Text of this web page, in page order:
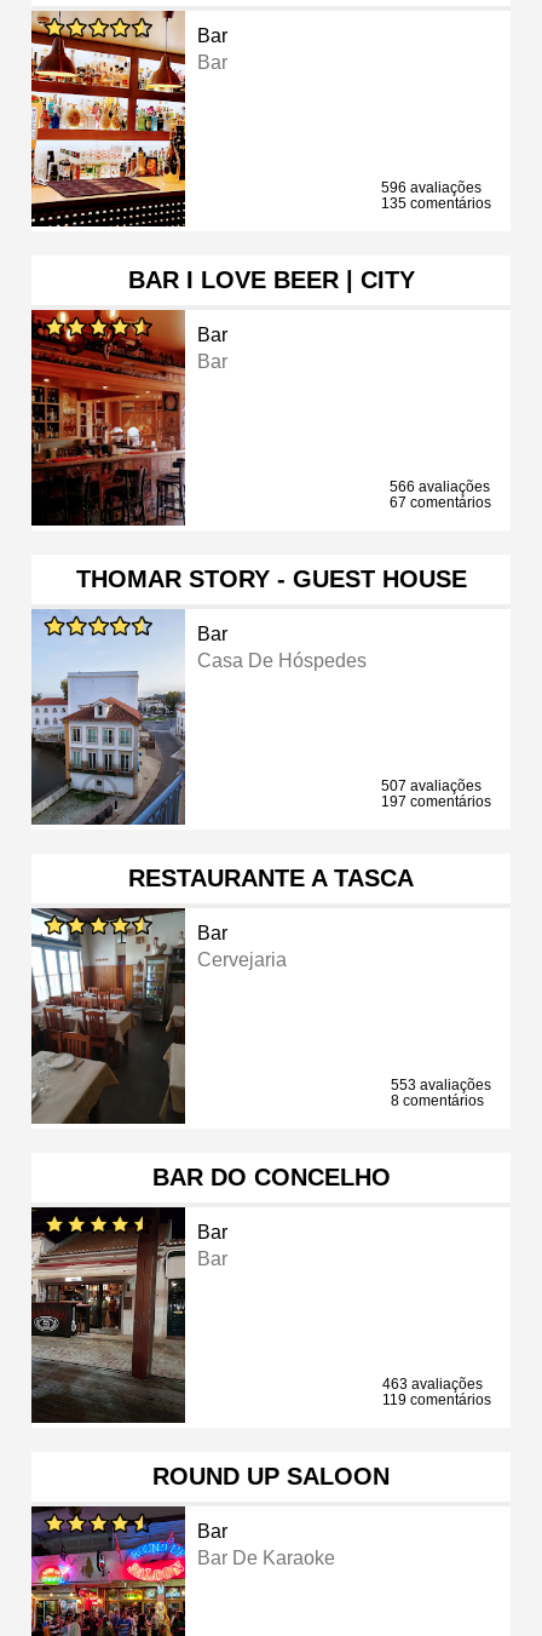
Bar
Bar
596 avaliações
135 comentários
BAR I LOVE BEER | CITY
Bar
Bar
566 avaliações
67 comentários
THOMAR STORY - GUEST HOUSE
Bar
Casa De Hóspedes
507 avaliações
197 comentários
RESTAURANTE A TASCA
Bar
Cervejaria
553 avaliações
8 comentários
BAR DO CONCELHO
Bar
Bar
463 avaliações
119 comentários
ROUND UP SALOON
Bar
Bar De Karaoke